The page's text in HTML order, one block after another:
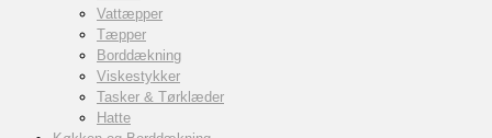
Vattæpper
Tæpper
Borddækning
Viskestykker
Tasker & Tørklæder
Hatte